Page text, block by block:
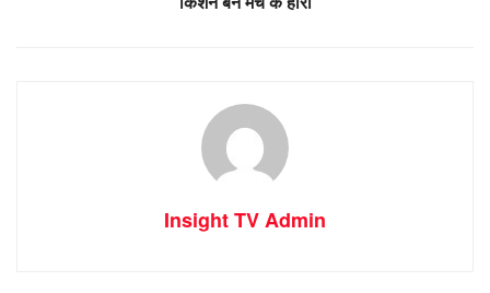
Insight TV Admin